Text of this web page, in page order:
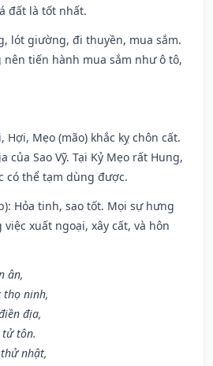
đất là tốt nhất.
lót giường, đi thuyền, mua sắm.
nên tiến hành mua sắm như ô tô,
Hợi, Mẹo (mão) khắc kỵ chôn cất.
của Sao Vỹ. Tại Kỷ Mẹo rất Hung,
có thể tạm dùng được.
Hỏa tinh, sao tốt. Mọi sự hưng
xuất ngoại, xây cất, và hôn
ân,
thọ ninh,
địa,
tử tôn.
nhật,